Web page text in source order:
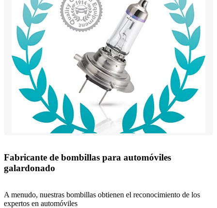
Fabricante de bombillas para automóviles
galardonado
A menudo, nuestras bombillas obtienen el reconocimiento de los
expertos en automóviles